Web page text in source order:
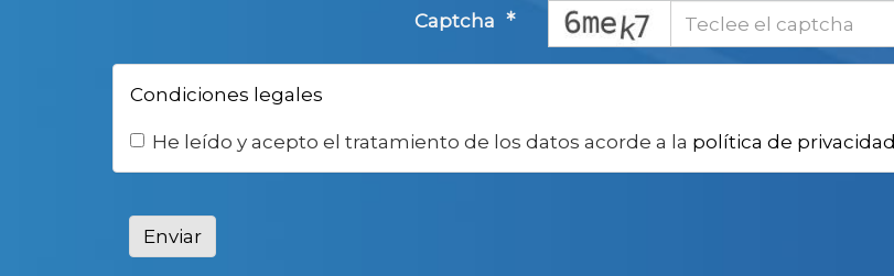
Captcha captcha
Condiciones legales
He leído y acepto el tratamiento de los datos acorde a la política de privacidad
Enviar